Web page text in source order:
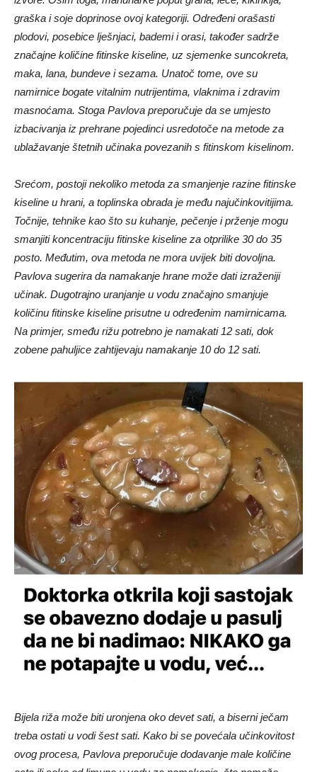
graška i soje doprinose ovoj kategoriji. Određeni orašasti
plodovi, posebice lješnjaci, bademi i orasi, također sadrže
značajne količine fitinske kiseline, uz sjemenke suncokreta,
maka, lana, bundeve i sezama. Unatoč tome, ove su
namirnice bogate vitalnim nutrijentima, vlaknima i zdravim
masnoćama. Stoga Pavlova preporučuje da se umjesto
izbacivanja iz prehrane pojedinci usredotoče na metode za
ublažavanje štetnih učinaka povezanih s fitinskom kiselinom.
Srećom, postoji nekoliko metoda za smanjenje razine fitinske
kiseline u hrani, a toplinska obrada je među najučinkovitijima.
Točnije, tehnike kao što su kuhanje, pečenje i prženje mogu
smanjiti koncentraciju fitinske kiseline za otprilike 30 do 35
posto. Međutim, ova metoda ne mora uvijek biti dovoljna.
Pavlova sugerira da namakanje hrane može dati izraženiji
učinak. Dugotrajno uranjanje u vodu značajno smanjuje
količinu fitinske kiseline prisutne u određenim namirnicama.
Na primjer, smeđu rižu potrebno je namakati 12 sati, dok
zobene pahuljice zahtijevaju namakanje 10 do 12 sati.
Bijela riža može biti uronjena oko devet sati, a biserni ječam
treba ostati u vodi šest sati. Kako bi se povećala učinkovitost
ovog procesa, Pavlova preporučuje dodavanje male količine